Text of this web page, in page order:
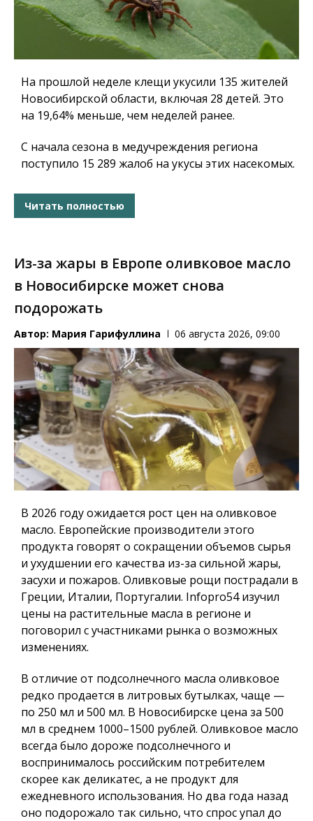
На прошлой неделе клещи укусили 135 жителей
Новосибирской области, включая 28 детей. Это
на 19,64% меньше, чем неделей ранее.
С начала сезона в медучреждения региона
поступило 15 289 жалоб на укусы этих насекомых.
Читать полностью
Из-за жары в Европе оливковое масло
в Новосибирске может снова
подорожать
Автор: Мария Гарифуллина 06 августа 2026, 09:00
В 2026 году ожидается рост цен на оливковое
масло. Европейские производители этого
продукта говорят о сокращении объемов сырья
и ухудшении его качества из-за сильной жары,
засухи и пожаров. Оливковые рощи пострадали в
Греции, Италии, Португалии. Infopro54изучил
цены на растительные масла в регионе и
поговорил с участниками рынка о возможных
изменениях.
В отличие от подсолнечного масла оливковое
редко продается в литровых бутылках, чаще —
по 250 мл и 500 мл. В Новосибирске цена за 500
мл в среднем 1000–1500 рублей. Оливковое масло
всегда было дороже подсолнечного и
воспринималось российским потребителем
скорее как деликатес, а не продукт для
ежедневного использования. Но два года назад
оно подорожало так сильно, что спрос упал до